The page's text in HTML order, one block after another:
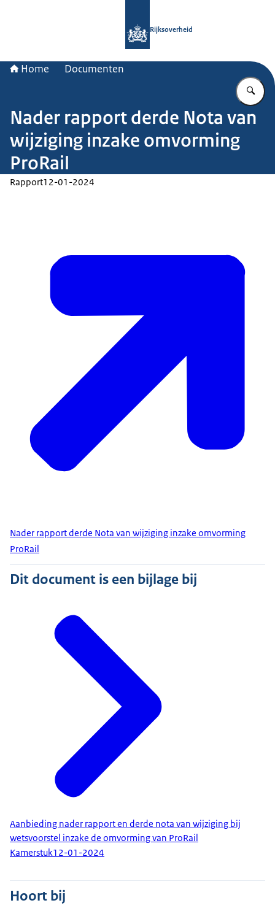
Rijksoverheid
Home Documenten
Nader rapport derde Nota van
wijziging inzake omvorming
ProRail
Rapport12-01-2024
Nader rapport derde Nota van wijziging inzake omvorming
ProRail
Dit document is een bijlage bij
Aanbieding nader rapport en derde nota van wijziging bij
wetsvoorstel inzake de omvorming van ProRail
Kamerstuk12-01-2024
Hoort bij